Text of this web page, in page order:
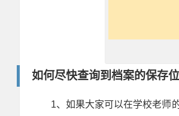
如何尽快查询到档案的保存位
1、如果大家可以在学校老师